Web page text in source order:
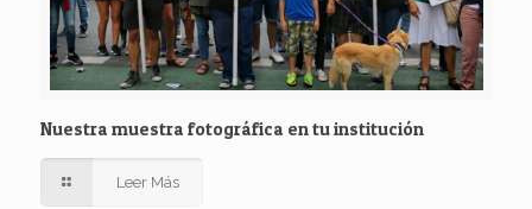
Nuestra muestra fotográfica en tu institución
Leer Más